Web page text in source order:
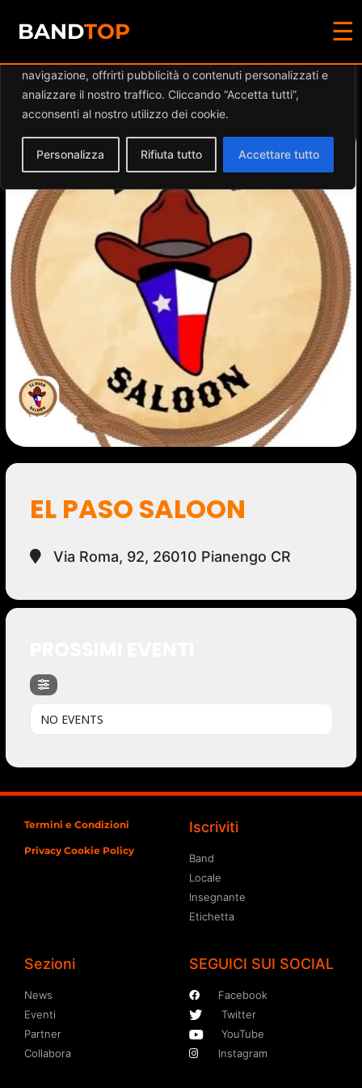
Diamo valore alla tua privacy
navigazione, offrirti pubblicità o contenuti personalizzati e
analizzare il nostro traffico. Cliccando “Accetta tutti”,
acconsenti al nostro utilizzo dei cookie.
Personalizza Rifiuta tutto Accettare tutto
BANDTOP ☰
Events at this location
EL PASO SALOON
Via Roma, 92, 26010 Pianengo CR
NO EVENTS
Termini e Condizioni
Privacy Cookie Policy
Iscriviti
Band
Locale
Insegnante
Etichetta
Sezioni
News
Eventi
Partner
Collabora
SEGUICI SUI SOCIAL
Facebook
Twitter
YouTube
Instagram